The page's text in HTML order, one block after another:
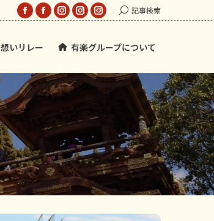
Facebook
opens
new
window
Facebook
opens
new
window
Instagram
opens
new
window
Instagram
opens
new
Instagram
opens
new
window
Search:記事検索
想いリレー 有楽グループについて